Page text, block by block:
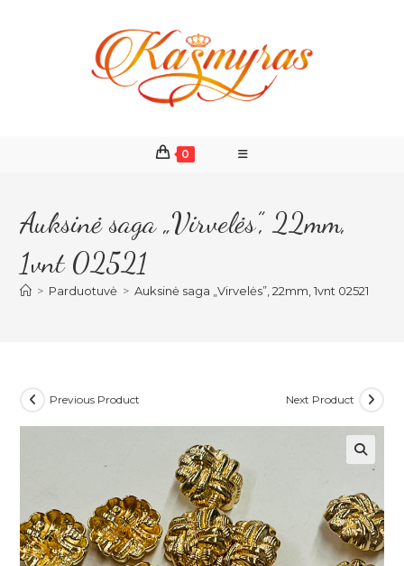
0
Auksinė saga „Virvelės”, 22mm,
1vnt 02521
> Parduotuvė > Auksinė saga „Virvelės”, 22mm, 1vnt 02521
Previous Product Next Product